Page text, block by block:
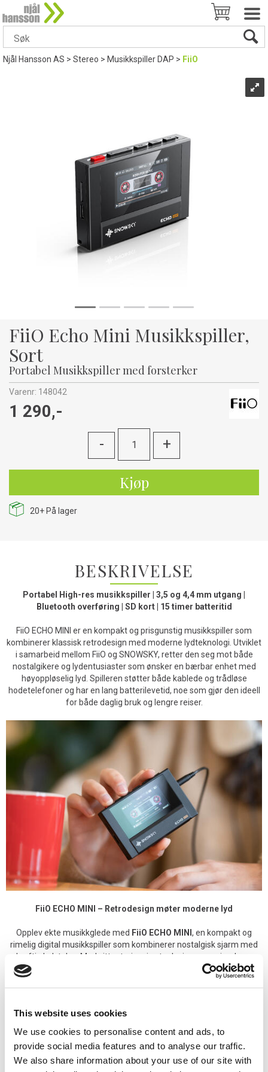
This website uses cookies
We use cookies to personalise content and ads, to
provide social media features and to analyse our traffic.
We also share information about your use of our site with
Njål Hansson AS>Stereo>Musikkspiller DAP> FiiO
FiiO Echo Mini Musikkspiller,
Sort
Portabel Musikkspiller med forsterker
Varenr: 148042
1 290,-
- +
Kjøp
20+ På lager
BESKRIVELSE
Portabel High-res musikkspiller | 3,5 og 4,4 mm utgang |
Bluetooth overføring | SD kort | 15 timer batteritid
FiiO ECHO MINI er en kompakt og prisgunstig musikkspiller som
kombinerer klassisk retrodesign med moderne lydteknologi. Utviklet
i samarbeid mellom FiiO og SNOWSKY, retter den seg mot både
nostalgikere og lydentusiaster som ønsker en bærbar enhet med
høyoppløselig lyd. Spilleren støtter både kablede og trådløse
hodetelefoner og har en lang batterilevetid, noe som gjør den ideell
for både daglig bruk og lengre reiser.
FiiO ECHO MINI – Retrodesign møter moderne lyd
Opplev ekte musikkglede med FiiO ECHO MINI , en kompakt og
rimelig digital musikkspiller som kombinerer nostalgisk sjarm med
kraftig lydytelse. Med sitt retroinspirerte design, som simulerer
klassisk båndrulling, bringer ECHO MINI tilbake følelsen av gamle
kassettspillere – tilgjengelig i stilrene farger: svart og sølv.
brikkersom leverer høyoppløselig lyd opptil 24-bit/192kHz og
støtter DSD256. Dette gir en varm, detaljert og dynamisk lydsignatur
– perfekt for både avslappet lytting og kritisk musikknytelse.
ECHO MINI er utstyrt med både3,5 mm og 4,4 mm